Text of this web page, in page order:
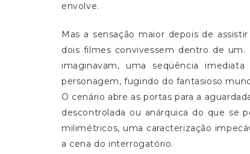
envolve.
Mas a sensação maior depois de
dois filmes convivessem dentro de
imaginavam, uma seqüência
personagem, fugindo do fantasioso
O cenário abre as portas para a
descontrolada ou anárquica do que se
milimétricos, uma caracterização
a cena do interrogatório.